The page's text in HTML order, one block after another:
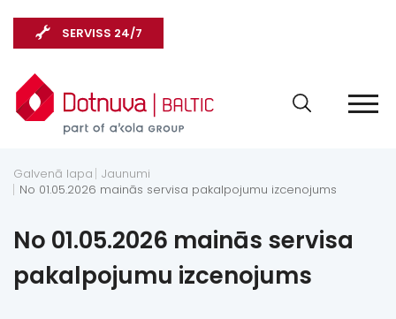
SERVISS 24/7
Galvenā lapa Jaunumi
No 01.05.2026 mainās servisa pakalpojumu izcenojums
No 01.05.2026 mainās servisa
pakalpojumu izcenojums